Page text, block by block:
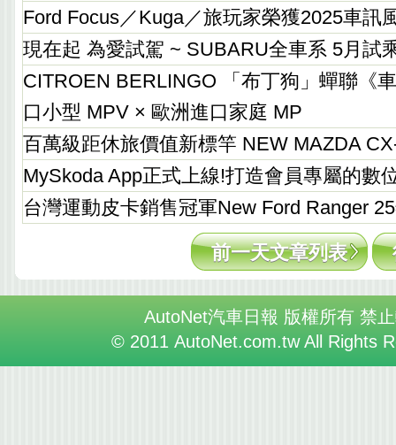
Ford Focus／Kuga／旅玩家榮獲2025車訊
現在起 為愛試駕 ~ SUBARU全車系 5月試
CITROEN BERLINGO 「布丁狗」蟬聯《
口小型 MPV × 歐洲進口家庭 MP
百萬級距休旅價值新標竿 NEW MAZDA
MySkoda App正式上線!打造會員專屬的數
台灣運動皮卡銷售冠軍New Ford Ranger
前一天文章列表
AutoNet汽車日報 版權所有 禁
© 2011 AutoNet.com.tw All Rights